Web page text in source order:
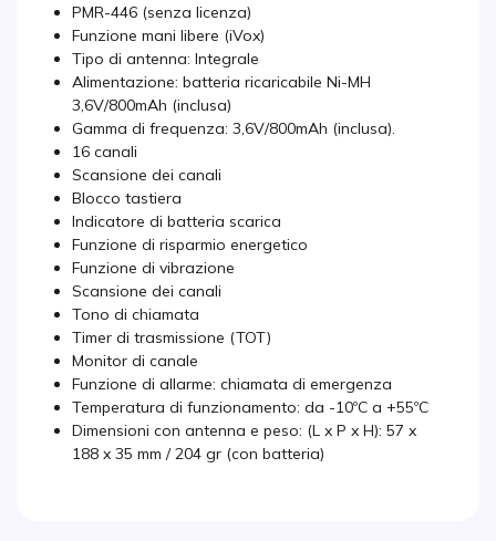
PMR-446 (senza licenza)
Funzione mani libere (iVox)
Tipo di antenna: Integrale
Alimentazione: batteria ricaricabile Ni-MH
3,6V/800mAh (inclusa)
Gamma di frequenza: 3,6V/800mAh (inclusa).
16 canali
Scansione dei canali
Blocco tastiera
Indicatore di batteria scarica
Funzione di risparmio energetico
Funzione di vibrazione
Scansione dei canali
Tono di chiamata
Timer di trasmissione (TOT)
Monitor di canale
Funzione di allarme: chiamata di emergenza
Temperatura di funzionamento: da -10ºC a +55ºC
Dimensioni con antenna e peso: (L x P x H): 57 x
188 x 35 mm / 204 gr (con batteria)